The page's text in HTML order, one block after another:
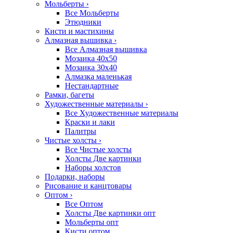
Мольберты ›
Все Мольберты
Этюдники
Кисти и мастихины
Алмазная вышивка ›
Все Алмазная вышивка
Мозаика 40x50
Мозаика 30x40
Алмазка маленькая
Нестандартные
Рамки, багеты
Художественные материалы ›
Все Художественные материалы
Краски и лаки
Палитры
Чистые холсты ›
Все Чистые холсты
Холсты Две картинки
Наборы холстов
Подарки, наборы
Рисование и канцтовары
Оптом ›
Все Оптом
Холсты Две картинки опт
Мольберты опт
Кисти оптом